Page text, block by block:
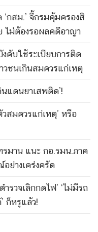
กสม.’ จี้กรมคุ้มครองสิ
ไม่ต้องรอผลคดีอาญา
คับใช้ระเบียบการติด
วชนเกินสมควรแก่เหตุ
นแดนยาเสพติด’!
สมควรแก่เหตุ’ หรือ
มาน แนะ กอ.รมน.ภาค
ย่างเคร่งครัด
รวจเลิกกดไฟ’ ‘ไม่มีรถ
ก็หรูแล้ว!